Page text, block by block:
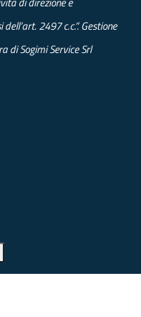
2497 c.c.”. Gestione
di Sogimi Service Srl